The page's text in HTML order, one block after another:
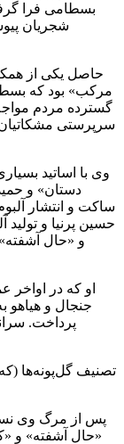
شجریان
حاصل یکی از
مرکب» بود که
گسترده مردم
سرپرستی
وی با اساتید
دستان» و
ساکت و انتشار
حسین پرنیا و
و «حال
او که در اواخر
جنجال و هیاهو
تصنیف گل‌پونه‌ها
پس از مرگ وی